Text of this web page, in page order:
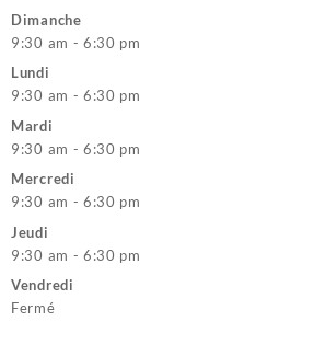
Dimanche
9:30 am - 6:30 pm
Lundi
9:30 am - 6:30 pm
Mardi
9:30 am - 6:30 pm
Mercredi
9:30 am - 6:30 pm
Jeudi
9:30 am - 6:30 pm
Vendredi
Fermé